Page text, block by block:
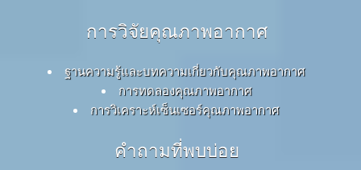
การวิจัยคุณภาพอากาศ
ฐานความรู้และบทความเกี่ยวกับคุณภาพอากาศ
การทดลองคุณภาพอากาศ
การวิเคราะห์เซ็นเซอร์คุณภาพอากาศ
คำถามที่พบบ่อย